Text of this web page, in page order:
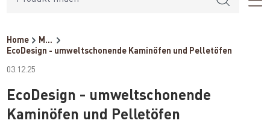
Home
Magazin
EcoDesign - umweltschonende Kaminöfen und Pelletöfen
03.12.25
EcoDesign - umweltschonende
Kaminöfen und Pelletöfen